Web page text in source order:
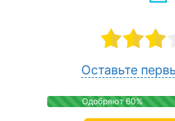
Оставьте
Одобряют 60%